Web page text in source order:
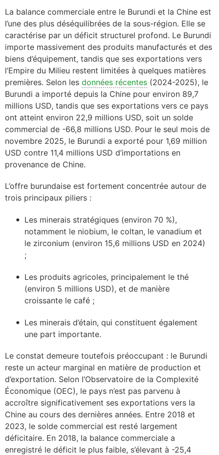
La balance commerciale entre le Burundi et la Chine est
l’une des plus déséquilibrées de la sous-région. Elle se
caractérise par un déficit structurel profond. Le Burundi
importe massivement des produits manufacturés et des
biens d’équipement, tandis que ses exportations vers
l’Empire du Milieu restent limitées à quelques matières
premières. Selon les données récentes (2024-2025), le
Burundi a importé depuis la Chine pour environ 89,7
millions USD, tandis que ses exportations vers ce pays
ont atteint environ 22,9 millions USD, soit un solde
commercial de -66,8 millions USD. Pour le seul mois de
novembre 2025, le Burundi a exporté pour 1,69 million
USD contre 11,4 millions USD d’importations en
provenance de Chine.
L’offre burundaise est fortement concentrée autour de
trois principaux piliers :
Les minerais stratégiques (environ 70 %),
notamment le niobium, le coltan, le vanadium et
le zirconium (environ 15,6 millions USD en 2024)
;
Les produits agricoles, principalement le thé
(environ 5 millions USD), et de manière
croissante le café ;
Les minerais d’étain, qui constituent également
une part importante.
Le constat demeure toutefois préoccupant : le Burundi
reste un acteur marginal en matière de production et
d’exportation. Selon l’Observatoire de la Complexité
Économique (OEC), le pays n’est pas parvenu à
accroître significativement ses exportations vers la
Chine au cours des dernières années. Entre 2018 et
2023, le solde commercial est resté largement
déficitaire. En 2018, la balance commerciale a
enregistré le déficit le plus faible, s’élevant à -25,4